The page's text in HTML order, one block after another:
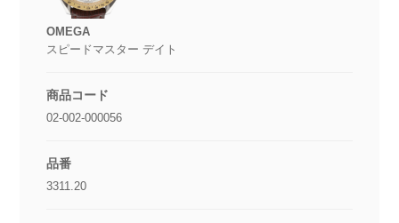
OMEGA
スピードマスター デイト
商品コード
02-002-000056
品番
3311.20